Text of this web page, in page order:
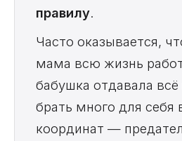
правилу.
Часто оказывается,
мама всю жизнь
бабушка отдавала
брать много для себя
координат —